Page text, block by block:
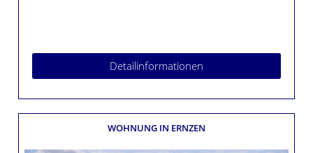
Detailinformationen
WOHNUNG IN ERNZEN